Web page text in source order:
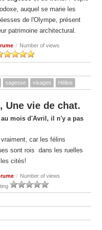
auquel se marie les
de l'Olympe, présent
patrimoine architectural.
/ Number of views
sagesse visages Hélios
Une vie de chat.
au mois d'Avril, il n'y a pas
car les félins
sont rois dans les ruelles
cités!
/ Number of views